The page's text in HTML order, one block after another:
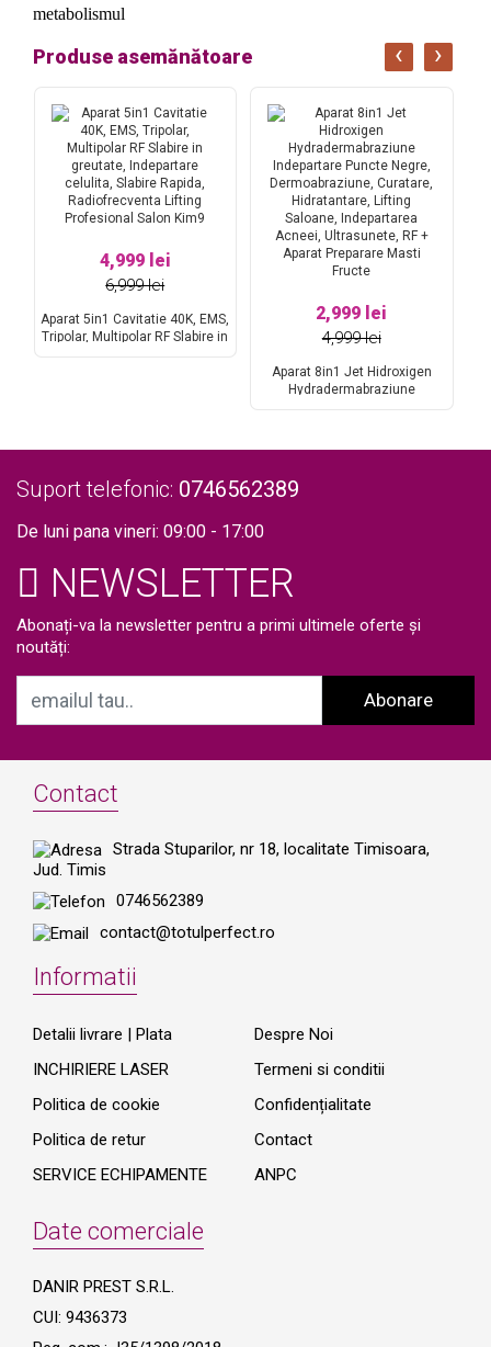
metabolismul
Produse asemănătoare
4,999 lei
6,999 lei
Aparat 5in1 Cavitatie 40K, EMS,
Tripolar, Multipolar RF Slabire in
2,999 lei
4,999 lei
Aparat 8in1 Jet Hidroxigen
Hydradermabraziune
Ultrasunete, RF + Aparat
Preparare Masti Fructe
‹ ›
Suport telefonic: 0746562389
De luni pana vineri: 09:00 - 17:00
NEWSLETTER
Abonați-va la newsletter pentru a primi ultimele oferte și
noutăți:
Abonare
Contact
Strada Stuparilor, nr 18, localitate Timisoara,
Jud. Timis
0746562389
contact@totulperfect.ro
Informatii
Detalii livrare | Plata
INCHIRIERE LASER
Politica de cookie
Politica de retur
SERVICE ECHIPAMENTE
Despre Noi
Termeni si conditii
Confidențialitate
Contact
ANPC
Date comerciale
DANIR PREST S.R.L.
CUI: 9436373